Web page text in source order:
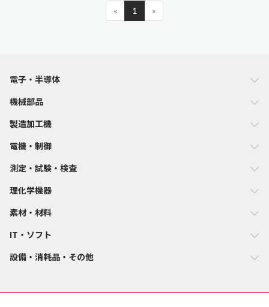
« 1 »
電子・半導体
機械部品
製造加工機
電機・制御
測定・試験・検査
理化学機器
素材・材料
IT・ソフト
設備・消耗品・その他